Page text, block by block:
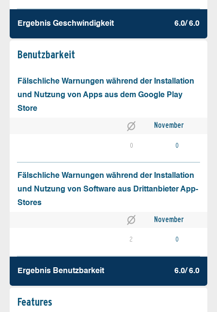
Ergebnis Geschw­indigkeit 6.0/ 6.0
Benutz­barkeit
Fälschliche Warnungen während der Installation
und Nutzung von Apps aus dem Google Play
Store
November
0 0
Fälschliche Warnungen während der Installation
und Nutzung von Software aus Drittanbieter App-
Stores
November
2 0
Ergebnis Benutz­barkeit 6.0/ 6.0
Features